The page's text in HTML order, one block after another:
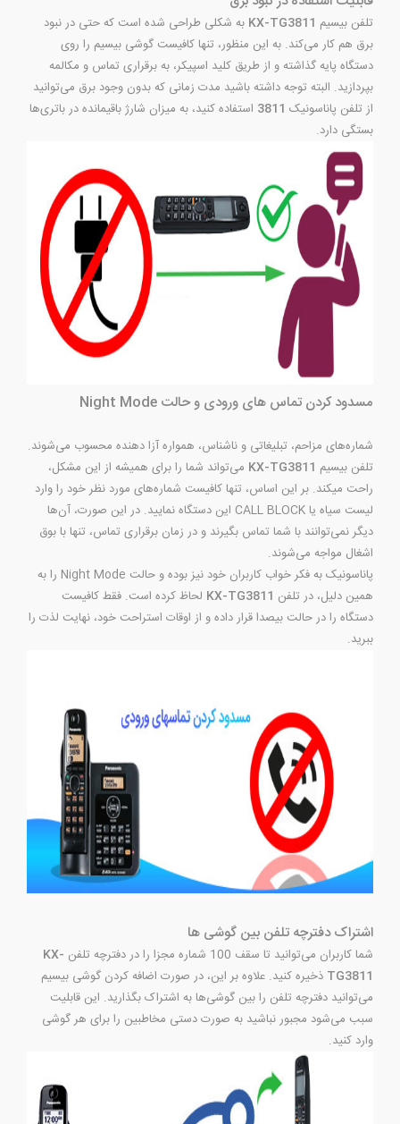
تلفن بیسیم KX-TG3811 به شکلی طراحی شده است که حتی در نبود
برق هم کار می‌کند. به این منظور، تنها کافیست گوشی بیسیم را روی
دستگاه پایه گذاشته و از طریق کلید اسپیکر، به برقراری تماس و مکالمه
بپردازید. البته توجه داشته باشید مدت زمانی که بدون وجود برق می‌توانید
از تلفن پاناسونیک 3811 استفاده کنید، به میزان شارژ باقیمانده در باتری‌‌ها
بستگی دارد.
مسدود کردن تماس های ورودی و حالت Night Mode
شماره‌های مزاحم، تبلیغاتی و ناشناس، همواره آزا دهنده محسوب می‌شوند.
تلفن بیسیم KX-TG3811 می‌تواند شما را برای همیشه از این مشکل،
راحت میکند. بر این اساس، تنها کافیست شماره‌های مورد نظر خود را وارد
لیست سیاه یا CALL BLOCK این دستگاه نمایید. در این صورت، آن‌ها
دیگر نمی‌توانند با شما تماس بگیرند و در زمان برقراری تماس، تنها با بوق
اشغال مواجه می‌شوند.
پاناسونیک به فکر خواب کاربران خود نیز بوده و حالت Night Mode را به
همین دلیل، در تلفن KX-TG3811 لحاظ کرده است. فقط کافیست
دستگاه را در حالت بیصدا قرار داده و از اوقات استراحت خود، نهایت لذت را
ببرید.
اشتراک دفترچه تلفن بین گوشی ها
شما کاربران می‌توانید تا سقف 100 شماره مجزا را در دفترچه تلفن
KX-
TG3811 ذخیره کنید. علاوه بر این، در صورت اضافه کردن گوشی بیسیم
می‌توانید دفترچه تلفن را بین گوشی‌ها به اشتراک بگذارید. این قابلیت
سبب می‌شود مجبور نباشید به صورت دستی مخاطبین را برای هر گوشی
وارد کنید.